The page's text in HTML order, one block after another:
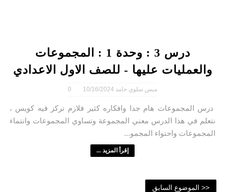
درس 3 : وحدة 1 : المجموعات
والعمليات عليها - للصف الاول الاعدادي
ميس سلوي حامد 10/16/2024
0
درس المجموعات هام جدا وافكاره كثير فلازم تركز فيه كويس ،
نتعلم في هذا الدرس معني المجموعة وتساوي المجموعات وانتماء
المجموعات واحتواء المجمو...
إقرأ المزيد ...
<< الموضوع السابق